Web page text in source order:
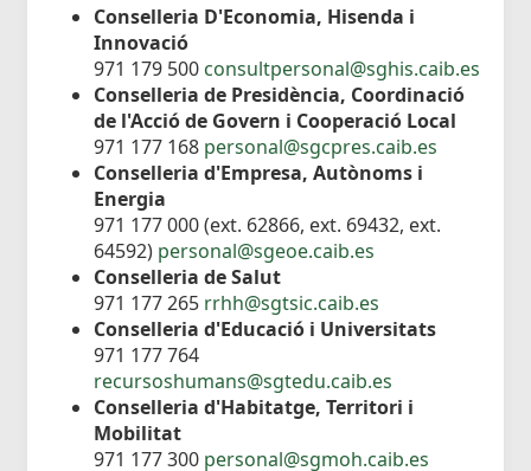
Conselleria D'Economia, Hisenda i
Innovació
971 179 500 consultpersonal@sghis.caib.es
Conselleria de Presidència, Coordinació
de l'Acció de Govern i Cooperació Local
971 177 168 personal@sgcpres.caib.es
Conselleria d'Empresa, Autònoms i
Energia
971 177 000 (ext. 62866, ext. 69432, ext.
64592) personal@sgeoe.caib.es
Conselleria de Salut
971 177 265 rrhh@sgtsic.caib.es
Conselleria d'Educació i Universitats
971 177 764
recursoshumans@sgtedu.caib.es
Conselleria d'Habitatge, Territori i
Mobilitat
971 177 300 personal@sgmoh.caib.es